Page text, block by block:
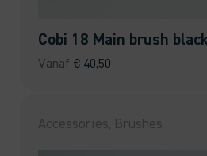
Cobi 18 Main brush
Vanaf € 40,50
Accessories, Brushes